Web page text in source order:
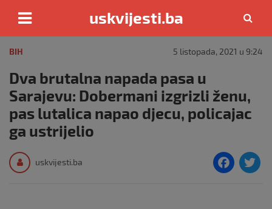
content
uskvijesti.ba
BIH 5 listopada, 2021 u 9:24
Dva brutalna napada pasa u
Sarajevu: Dobermani izgrizli ženu,
pas lutalica napao djecu, policajac
ga ustrijelio
uskvijesti.ba
F